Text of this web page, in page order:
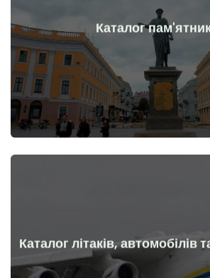
Каталог
Пам'ятники, витвори мистецтва до
війни
Докладніше
Каталог літаків, автомобілів
Літаки, машини, технічні засоби до та
Докладніше